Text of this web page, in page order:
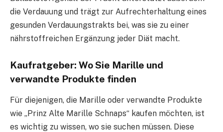
die Verdauung und trägt zur Aufrechterhaltung eines
gesunden Verdauungstrakts bei, was sie zu einer
nährstoffreichen Ergänzung jeder Diät macht.
Kaufratgeber: Wo Sie Marille und
verwandte Produkte finden
Für diejenigen, die Marille oder verwandte Produkte
wie „Prinz Alte Marille Schnaps“ kaufen möchten, ist
es wichtig zu wissen, wo sie suchen müssen. Diese